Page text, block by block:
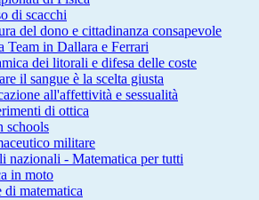
di scacchi
del dono e cittadinanza consapevole
Team in Dallara e Ferrari
dei litorali e difesa delle coste
il sangue è la scelta giusta
all'affettività e sessualità
di ottica
schools
militare
nazionali - Matematica per tutti
in moto
di matematica